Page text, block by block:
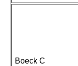
Boeck C